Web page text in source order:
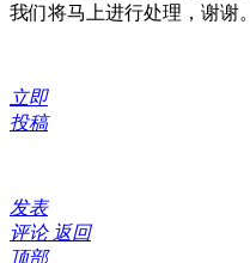
我们将马上进行处理，谢谢。
立即
投稿
发表
评论 返回
顶部